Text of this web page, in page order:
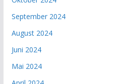
September 2024
August 2024
Juni 2024
Mai 2024